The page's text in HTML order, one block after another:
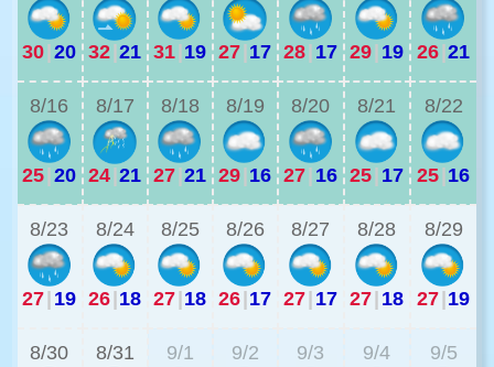
30|20 32|21 31|19 27|17 28| 17 29| 19 26|21
8/16
25|20
8/17
24|21
8/18
27|21
8/19
29|16
8/20
27| 16
8/21
25| 17
8/22
25|16
8/23
27| 19
8/24
26|18
8/25
27|18
8/26
26|17
8/27
27| 17
8/28
27| 18
8/29
27|19
8/30 8/31 9/1 9/2 9/3 9/4 9/5